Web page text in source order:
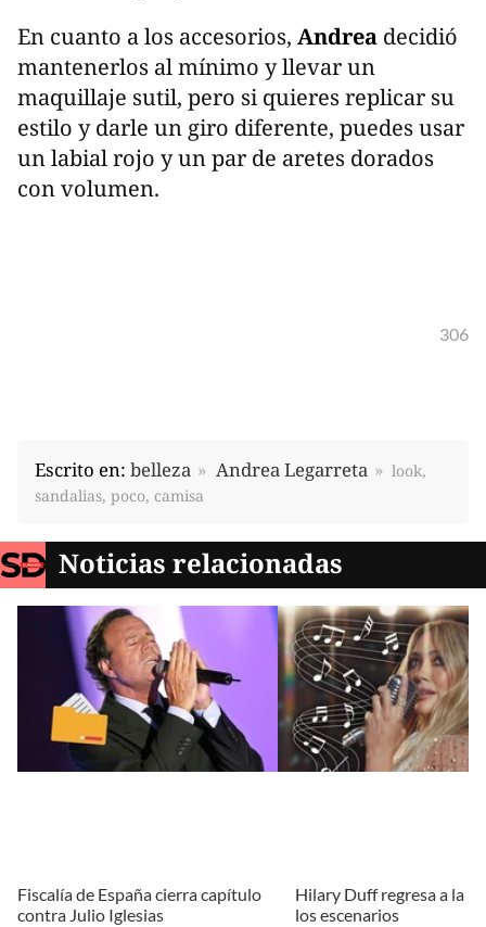
En cuanto a los accesorios, Andrea decidió
mantenerlos al mínimo y llevar un
maquillaje sutil, pero si quieres replicar su
estilo y darle un giro diferente, puedes usar
un labial rojo y un par de aretes dorados
con volumen.
306
Escrito en: belleza Andrea Legarreta
look,
sandalias, poco, camisa
Noticias relacionadas
Fiscalía de España cierra capítulo
contra Julio Iglesias
Hilary Duff regresa a la
los escenarios